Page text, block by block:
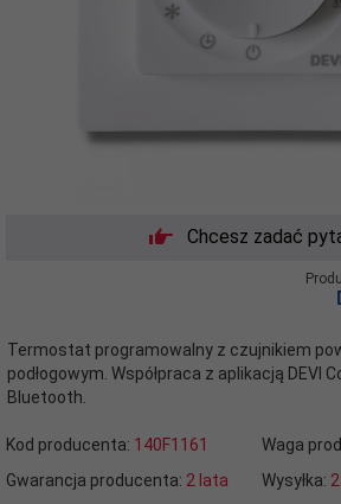
Chcesz zadać
Termostat programowalny z czujnikiem
podłogowym. Współpraca z aplikacją DEVI
Bluetooth.
Kod producenta: 140F1161 Waga
Gwarancja producenta: 2 lata Wysyłka: